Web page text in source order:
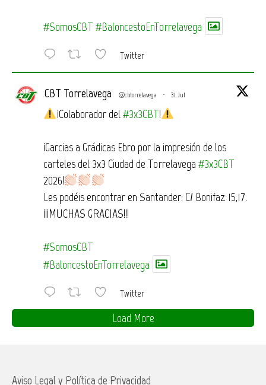
#SomosCBT #BaloncestoEnTorrelavega
Twitter
CBT Torrelavega @cbtorrelavega · 31 Jul
¡Colaborador del #3x3CBT!
¡Garcias a Grádicas Ebro por la impresión de los
carteles del 3x3 Ciudad de Torrelavega #3x3CBT
2026!
Les podéis encontrar en Santander: C/ Bonifaz 15,17.
¡¡¡MUCHAS GRACIAS!!!
#SomosCBT
#BaloncestoEnTorrelavega
Twitter
Load More
Aviso Legaly Política de Privacidad